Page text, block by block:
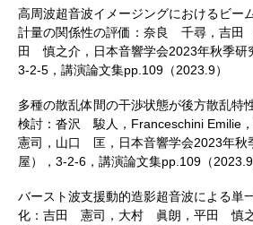
高周波超音波イメージングにおけるビー
計量の関係性の評価：奈良 千尋，吉
田 慎之介，日本音響学会2023年秋季研
3-2-5，講演論文集pp.109（2023.9）
多種の散乱体間の干渉状態が後方散乱特
検討：沓沢 駿人，Franceschini Emilie
憲司，山口 匡，日本音響学会2023年秋
屋），3-2-6，講演論文集pp.109（2023.9
バースト波支援動的造影超音波による単
化：吉田 憲司，大村 眞朗，平田 慎